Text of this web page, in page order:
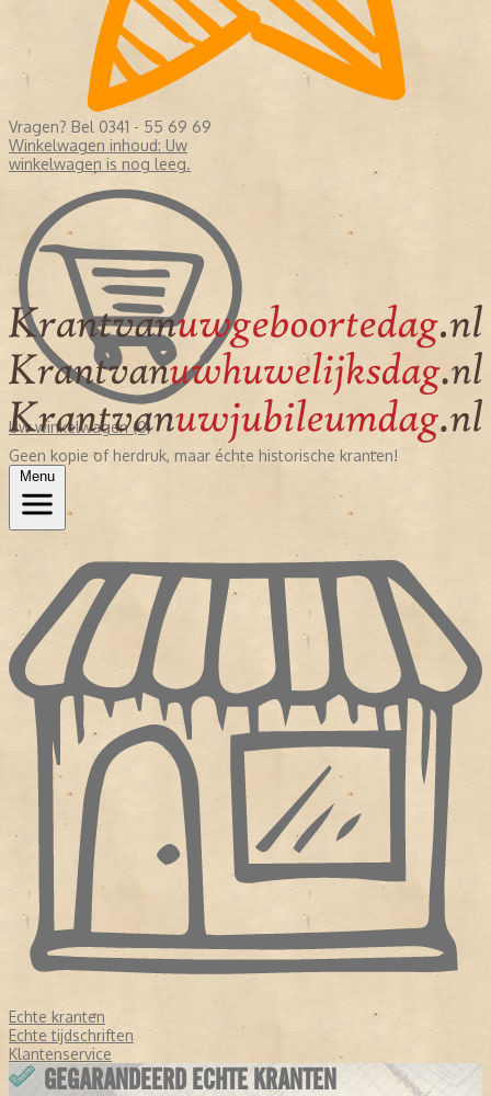
Vragen? Bel 0341 - 55 69 69
Winkelwagen inhoud: Uw
winkelwagen is nog leeg.
Uw winkelwagen (0)
Geen kopie of herdruk, maar échte historische kranten!
Menu
Echte kranten
Echte tijdschriften
Klantenservice
GEGARANDEERD ECHTE KRANTEN